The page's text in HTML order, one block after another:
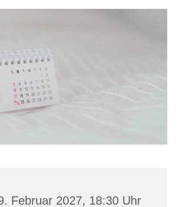
Februar 2027, 18:30 Uhr